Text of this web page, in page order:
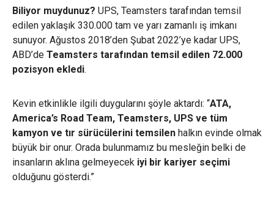
Biliyor muydunuz? UPS, Teamsters tarafından temsil
edilen yaklaşık 330.000 tam ve yarı zamanlı iş imkanı
sunuyor. Ağustos 2018’den Şubat 2022’ye kadar UPS,
ABD’de Teamsters tarafından temsil edilen 72.000
pozisyon ekledi.
Kevin etkinlikle ilgili duygularını şöyle aktardı: “ATA,
America’s Road Team, Teamsters, UPS ve tüm
kamyon ve tır sürücülerini temsilen halkın evinde olmak
büyük bir onur. Orada bulunmamız bu mesleğin belki de
insanların aklına gelmeyecek iyi bir kariyer seçimi
olduğunu gösterdi.”